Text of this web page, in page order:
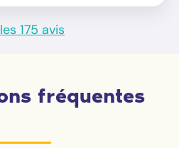
175 avis
fréquentes